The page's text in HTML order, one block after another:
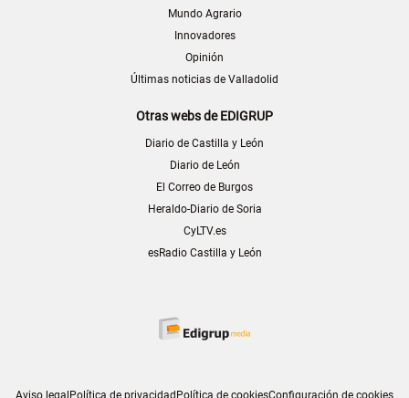
Mundo Agrario
Innovadores
Opinión
Últimas noticias de Valladolid
Otras webs de EDIGRUP
Diario de Castilla y León
Diario de León
El Correo de Burgos
Heraldo-Diario de Soria
CyLTV.es
esRadio Castilla y León
Aviso legalPolítica de privacidadPolítica de cookiesConfiguración de cookies